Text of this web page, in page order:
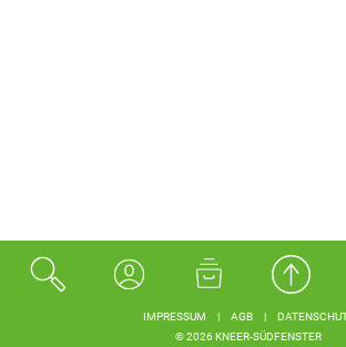
© 2026 KNEER-SÜDFENSTER
IMPRESSUM AGB